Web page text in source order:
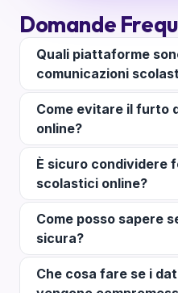
Domande
Quali piattaforme
comunicazioni
Come evitare il furto
online?
È sicuro condividere
scolastici online?
Come posso sapere
sicura?
Che cosa fare se i